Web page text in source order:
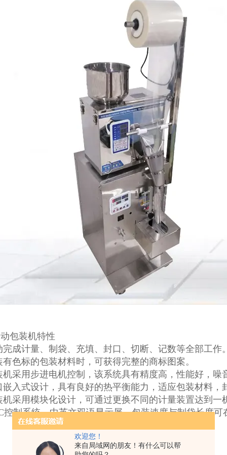
欢迎您！
来自局域网的朋友！有什么可以帮
包装机特性
成计量、制袋、充填、封口、切断、记数等全部工作
色标的包装材料时，可获得完整的商标图案。
采用步进电机控制，该系统具有精度高，性能好，噪
入式设计，具有良好的热平衡能力，适应包装材料，
采用模块化设计，可通过更换不同的计量装置达到一
制系统，中英文双语显示屏。包装速度与制袋长度